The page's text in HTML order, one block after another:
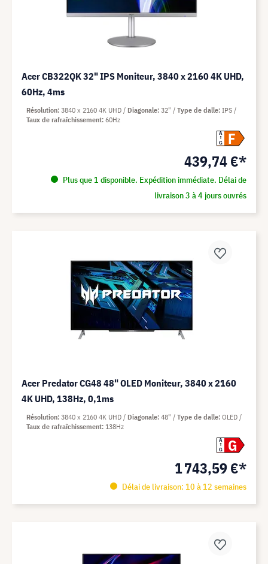
Acer CB322QK 32" IPS Moniteur, 3840 x 2160 4K UHD,
60Hz, 4ms
A
G
F
439,74 €*
Plus que 1 disponible. Expédition immédiate. Délai de
livraison 3 à 4 jours ouvrés
Résolution 3840 x 2160 4K UHD Diagonale 32" Type de dalle IPS
Taux de rafraîchissement 60Hz
Acer Predator CG48 48" OLED Moniteur, 3840 x 2160
4K UHD, 138Hz, 0,1ms
A
G
G
1 743,59 €*
Délai de livraison: 10 à 12 semaines
Résolution 3840 x 2160 4K UHD Diagonale 48" Type de dalle OLED
Taux de rafraîchissement 138Hz